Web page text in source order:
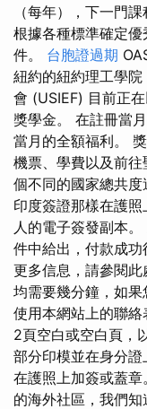
（每年），下一門
根據各種標準確定
件。 台胞證過期
紐約的紐約理工學
會 (USIEF) 目前正
獎學金。 在註冊當
當月的全額福利。
機票、學費以及前
個不同的國家總共
印度簽證那樣在護
人的電子簽發副本
件中給出，付款成
更多信息，請參閱
均需要幾分鐘，如
使用本網站上的聯絡
2頁空白或空白頁，
部分印模並在身分
在護照上加簽或蓋
的海外社區，我們